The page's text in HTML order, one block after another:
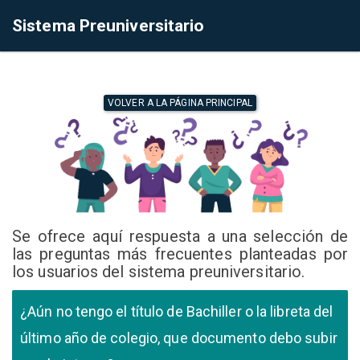
Sistema Preuniversitario
VOLVER A LA PÁGINA PRINCIPAL
Se ofrece aquí respuesta a una selección de
las preguntas más frecuentes planteadas por
los usuarios del sistema preuniversitario.
¿Aún no tengo el título de Bachiller o la libreta del
último año de colegio, que documento debo subir